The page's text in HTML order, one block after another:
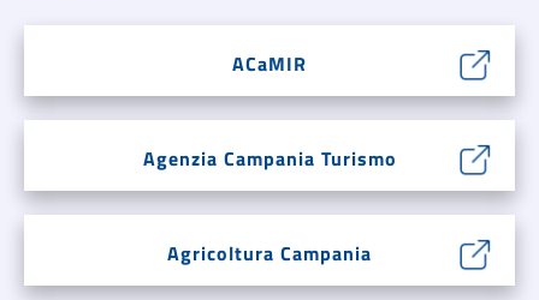
ACaMIR
Agenzia Campania Turismo
Agricoltura Campania